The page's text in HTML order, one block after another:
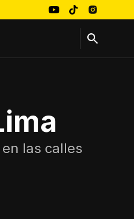
las calles